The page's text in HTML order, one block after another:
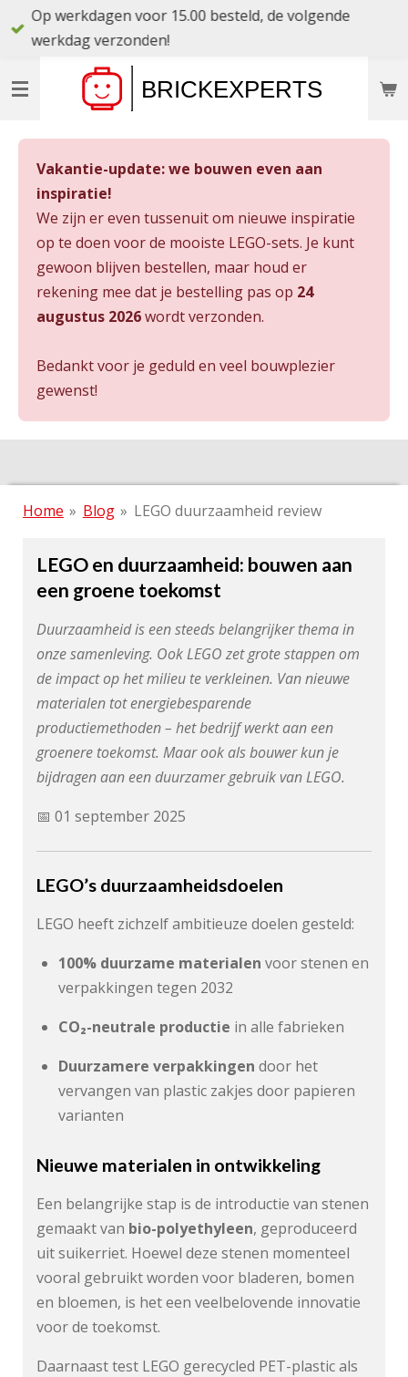
Ga
direct
de
Op werkdagen voor 15.00 besteld, de volgende
werkdag verzonden!
Vakantie-update: we bouwen even aan
inspiratie!
We zijn er even tussenuit om nieuwe inspiratie
op te doen voor de mooiste LEGO-sets. Je kunt
gewoon blijven bestellen, maar houd er
rekening mee dat je bestelling pas op 24
augustus 2026wordt verzonden.
Bedankt voor je geduld en veel bouwplezier
gewenst!
Home » Blog » LEGO duurzaamheid review
LEGO en duurzaamheid: bouwen aan
een groene toekomst
Duurzaamheid is een steeds belangrijker thema in
onze samenleving. Ook LEGO zet grote stappen om
de impact op het milieu te verkleinen. Van nieuwe
materialen tot energiebesparende
productiemethoden – het bedrijf werkt aan een
groenere toekomst. Maar ook als bouwer kun je
bijdragen aan een duurzamer gebruik van LEGO.
📅 01 september 2025
LEGO’s duurzaamheidsdoelen
LEGO heeft zichzelf ambitieuze doelen gesteld:
100% duurzame materialen voor stenen en
verpakkingen tegen 2032
CO₂-neutrale productie in alle fabrieken
Duurzamere verpakkingen door het
vervangen van plastic zakjes door papieren
varianten
Nieuwe materialen in ontwikkeling
Een belangrijke stap is de introductie van stenen
gemaakt van bio-polyethyleen, geproduceerd
uit suikerriet. Hoewel deze stenen momenteel
vooral gebruikt worden voor bladeren, bomen
en bloemen, is het een veelbelovende innovatie
voor de toekomst.
Daarnaast test LEGO gerecycled PET-plastic als